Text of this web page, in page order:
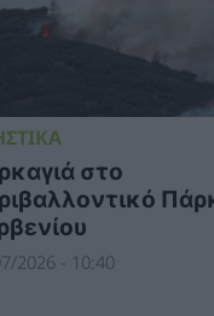
στο
2026 - 10:40